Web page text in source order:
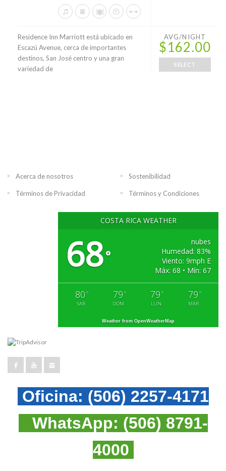
Residence Inn Marriott está ubicado en
Escazú Avenue, cerca de importantes
destinos, San José centro y una gran
variedad de
AVG/NIGHT
$162.00
SELECT
Acerca de nosotros Sostenibilidad
Términos de Privacidad Términos y Condiciones
COSTA RICA WEATHER
68°
nubes
Humedad: 83%
Viento: 9mph E
Máx: 68 • Mín: 67
80 °
SAB
79 °
DOM
79 °
LUN
79 °
MAR
Weather from OpenWeatherMap
Oficina: (506) 2257-4171
WhatsApp: (506) 8791-
4000